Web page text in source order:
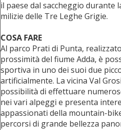
il paese dal saccheggio durante
milizie delle Tre Leghe Grigie.
COSA FARE
Al parco Prati di Punta,
prossimità del fiume Adda, è
sportiva in uno dei suoi due
artificialmente. La vicina Val
possibilità di effettuare
nei vari alpeggi e presenta
appassionati della mountain-
percorsi di grande bellezza